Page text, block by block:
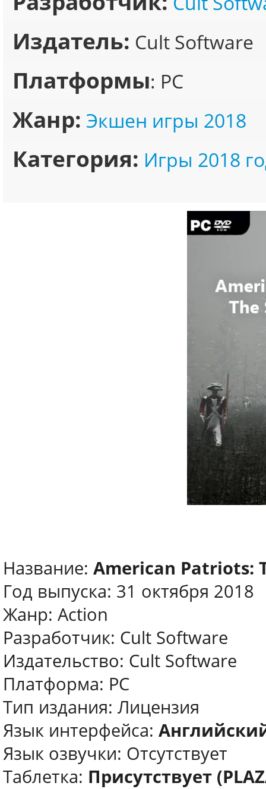
Издатель: Cult Software
Платформы: PC
Жанр: Экшен игры 2018
Категория: Игры 2018
Название: American Patriots:
Год выпуска: 31 октября 2018
Жанр: Action
Разработчик: Cult Software
Издательство: Cult Software
Платформа: PC
Тип издания: Лицензия
Язык интерфейса:
Язык озвучки: Отсутствует
Таблeтка: Присутствует